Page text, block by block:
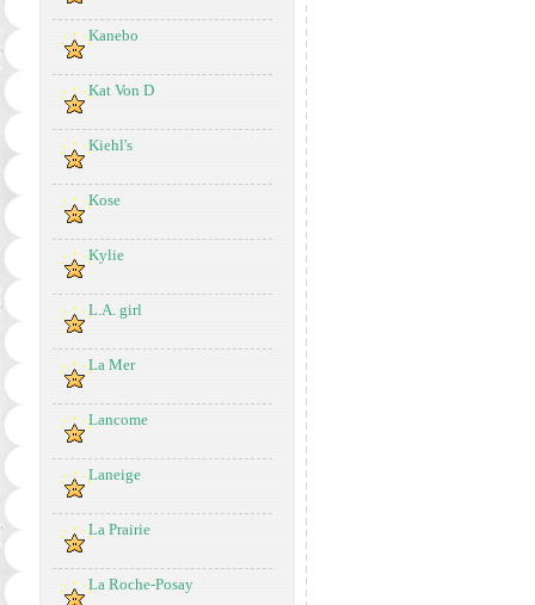
Kanebo
Kat Von D
Kiehl's
Kose
Kylie
L.A. girl
La Mer
Lancome
Laneige
La Prairie
La Roche-Posay